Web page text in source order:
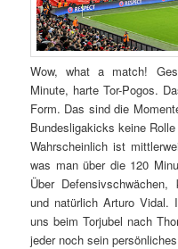
Wow, what a match!
Minute, harte Tor-Pogos.
Form. Das sind die
Bundesligakicks keine
Wahrscheinlich ist
was man über die 120
Über
und natürlich Arturo Vidal.
uns beim Torjubel nach
jeder noch sein